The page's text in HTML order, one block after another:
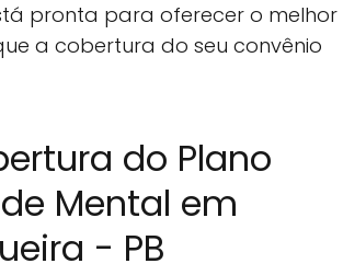
pronta para oferecer o melhor
a cobertura do seu convênio
do Plano
Mental em
- PB